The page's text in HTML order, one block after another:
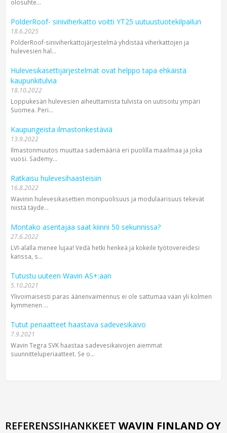
olosuhte...
PolderRoof- siniviherkatto voitti YT25 uutuustuotekilpailun
18.6.2025
PolderRoof-siniviherkattojärjestelmä yhdistää viherkattojen ja
hulevesien hal...
Hulevesikasettijärjestelmät ovat helppo tapa ehkäistä
kaupunkitulvia
18.10.2022
Loppukesän hulevesien aiheuttamista tulvista on uutisoitu ympäri
Suomea. Peri...
Kaupungeista ilmastonkestäviä
13.9.2022
Ilmastonmuutos muuttaa sademääriä eri puolilla maailmaa ja joka
vuosi. Sademy...
Ratkaisu hulevesihaasteisiin
16.8.2022
Wavinin hulevesikasettien monipuolisuus ja modulaarisuus tekevät
niistä täyde...
Montako asentajaa saat kiinni 50 sekunnissa?
27.6.2022
LVI-alalla menee lujaa! Vedä hetki henkeä ja kokeile työtovereidesi
kanssa, s...
Tutustu uuteen Wavin AS+:aan
5.10.2021
Ylivoimaisesti paras äänenvaimennus ei ole sattumaa vaan yli kolmen
kymmenen ...
Tutut periaatteet haastava sadevesikaivo
7.9.2021
Wavin Tegra SVK haastaa sadevesikaivojen aiemmat
suunnitteluperiaatteet. Se o...
REFERENSSIHANKKEET WAVIN FINLAND OY